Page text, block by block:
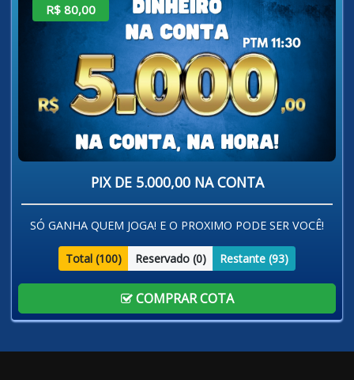
R$ 80,00
PIX DE 5.000,00 NA CONTA
SÓ GANHA QUEM JOGA! E O PROXIMO PODE SER VOCÊ!
Total (100) Reservado (0) Restante (93)
COMPRAR COTA